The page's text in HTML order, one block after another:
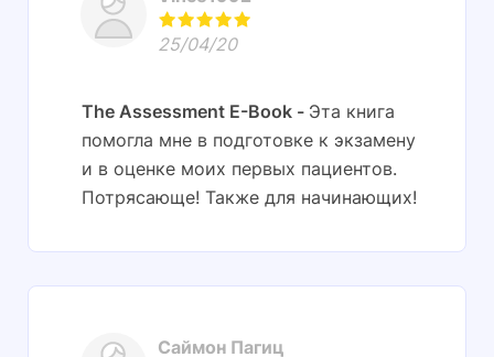
25/04/20
The Assessment E-Book
Эта книга
помогла мне в подготовке к экзамену
и в оценке моих первых пациентов.
Потрясающе! Также для начинающих!
Саймон Пагиц